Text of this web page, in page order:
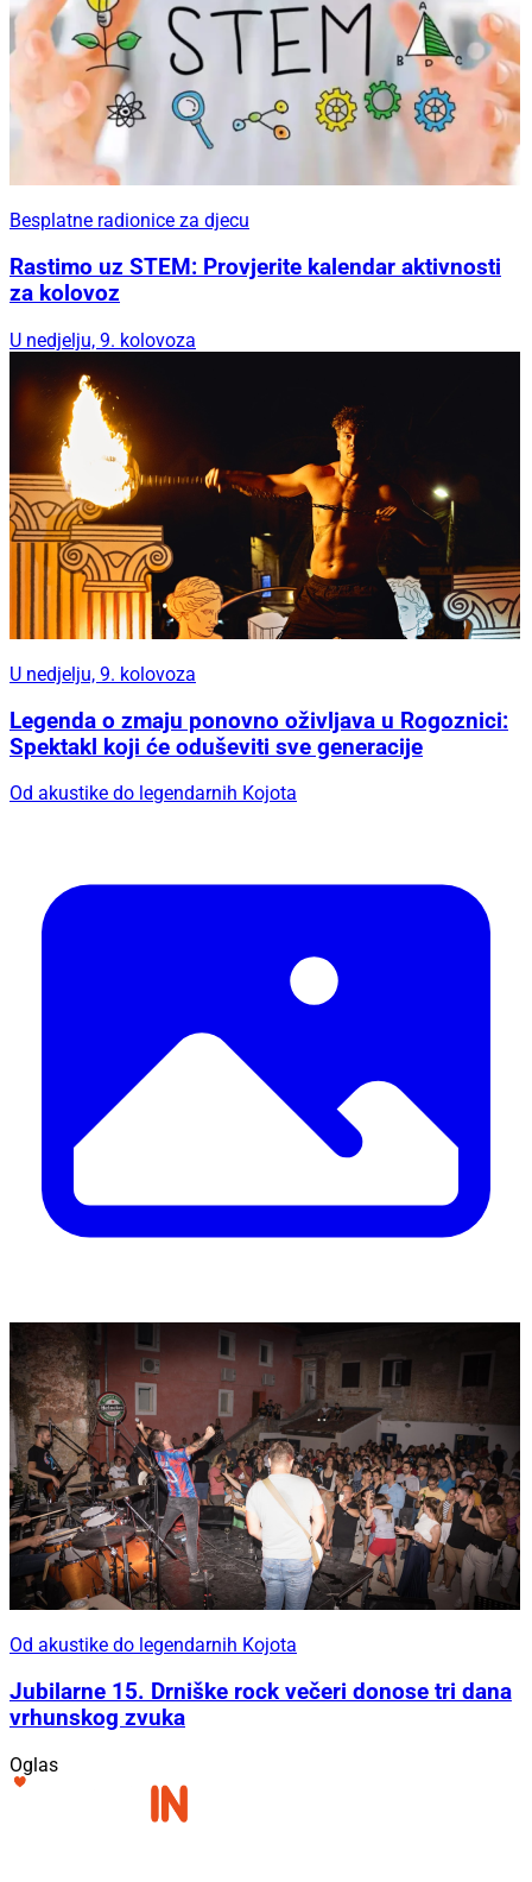
Besplatne radionice za djecu
Rastimo uz STEM: Provjerite kalendar aktivnosti
za kolovoz
U nedjelju, 9. kolovoza
U nedjelju, 9. kolovoza
Legenda o zmaju ponovno oživljava u Rogoznici:
Spektakl koji će oduševiti sve generacije
Od akustike do legendarnih Kojota
Od akustike do legendarnih Kojota
Jubilarne 15. Drniške rock večeri donose tri dana
vrhunskog zvuka
Oglas